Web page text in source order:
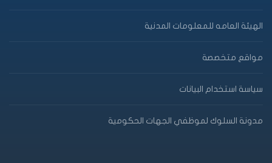
الهيئة العامه للمعلومات المدنية
مواقع متخصصة
سياسة استخدام البيانات
مدونة السلوك لموظفي الجهات الحكومية